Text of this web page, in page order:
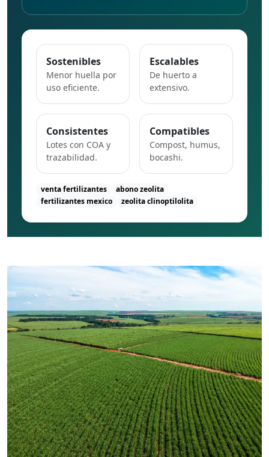
Sostenibles
Menor huella por
uso eficiente.
Escalables
De huerto a
extensivo.
Consistentes
Lotes con COA y
trazabilidad.
Compatibles
Compost, humus,
bocashi.
venta fertilizantes
abono zeolita
fertilizantes mexico
zeolita clinoptilolita